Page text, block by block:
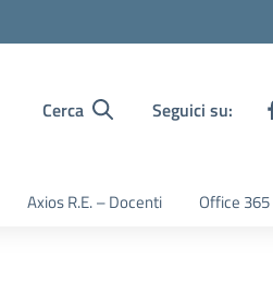
Cerca Seguici su:
Axios R.E. – Docenti Office 365